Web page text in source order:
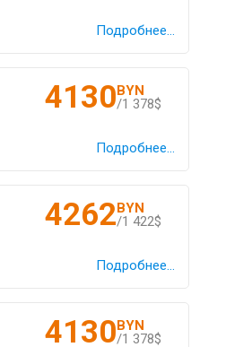
Подробнее...
4130BYN
/1 378$
Подробнее...
4262BYN
/1 422$
Подробнее...
4130BYN
/1 378$